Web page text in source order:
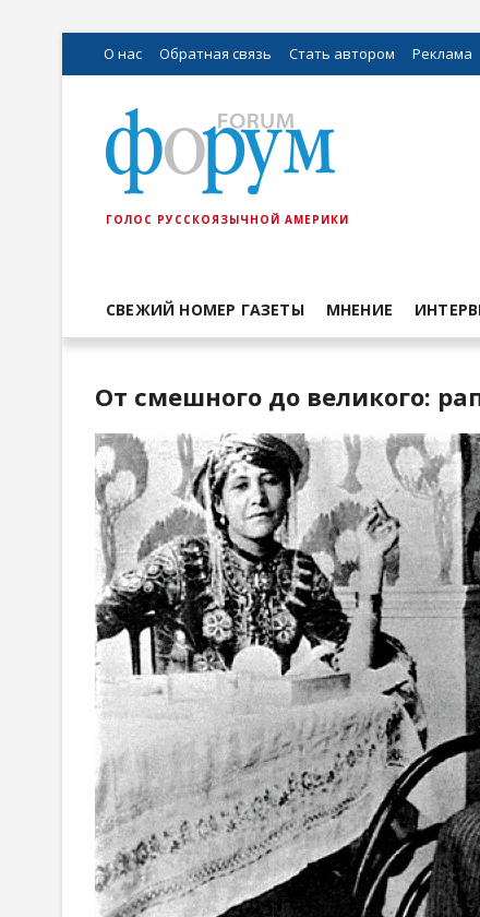
О нас Обратная связь Стать автором Реклама
ГОЛОС РУССКОЯЗЫЧНОЙ АМЕРИКИ
СВЕЖИЙ НОМЕР ГАЗЕТЫ МНЕНИЕ
От смешного до великого: